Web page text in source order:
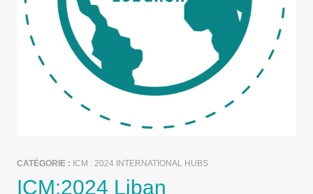
CATÉGORIE : ICM : 2024 INTERNATIONAL HUBS
ICM:2024 Liban